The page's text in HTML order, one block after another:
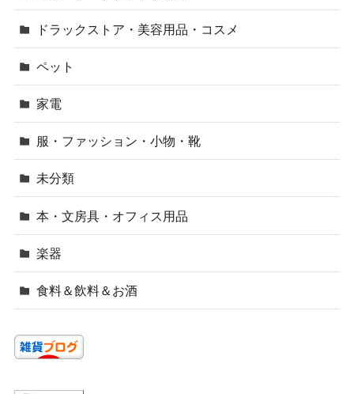
ドラックストア・美容用品・コスメ
ペット
家電
服・ファッション・小物・靴
未分類
本・文房具・オフィス用品
楽器
食料＆飲料＆お酒